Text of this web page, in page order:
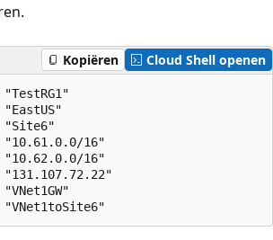
Kopiëren Cloud Shell openen
"Site6"
"10.61.0.0/16"
"10.62.0.0/16"